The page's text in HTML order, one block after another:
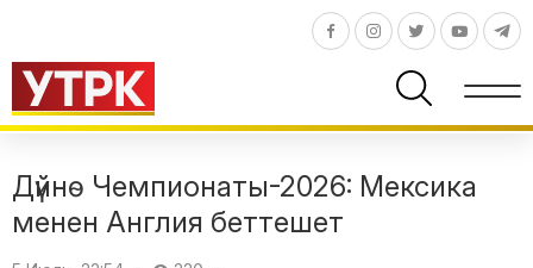
Дүйнө Чемпионаты-2026: Мексика
менен Англия беттешет